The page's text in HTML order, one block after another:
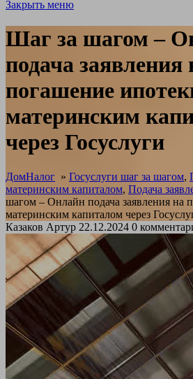
Закрыть меню
Шаг за шагом –
подача заявления
погашение
материнским
через Госуслуги
ДомНалог » Госуслуги шаг за шагом,
материнским капиталом, Подача
шагом – Онлайн подача заявления на
материнским капиталом через
Казаков Артур 22.12.2024 0